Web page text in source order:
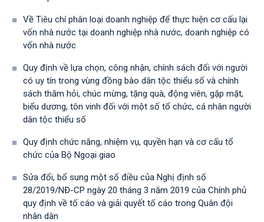
Về Tiêu chí phân loại doanh nghiệp để thực hiện cơ cấu lại
vốn nhà nước tại doanh nghiệp nhà nước, doanh nghiệp có
vốn nhà nước
Quy định về lựa chọn, công nhận, chính sách đối với người
có uy tín trong vùng đồng bào dân tộc thiểu số và chính
sách thăm hỏi, chúc mừng, tặng quà, động viên, gặp mặt,
biểu dương, tôn vinh đối với một số tổ chức, cá nhân người
dân tộc thiểu số
Quy định chức năng, nhiệm vụ, quyền hạn và cơ cấu tổ
chức của Bộ Ngoại giao
Sửa đổi, bổ sung một số điều của Nghị định số
28/2019/NĐ-CР ngày 20 tháng 3 năm 2019 của Chính phủ
quy định về tố cáo và giải quyết tố cáo trong Quân đội
nhân dân